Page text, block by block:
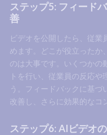
ステップ5: フィード
善
ビデオを公開したら、従業
めます。どこが役立ったか
のは大事です。いくつかの
トを行い、従業員の反応や
う。フィードバックに基づ
改善し、さらに効果的なコ
ステップ6: AIビデオ